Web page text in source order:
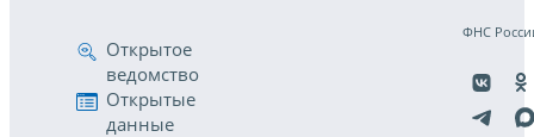
Открытое
ведомство
Открытые
данные
ФНС